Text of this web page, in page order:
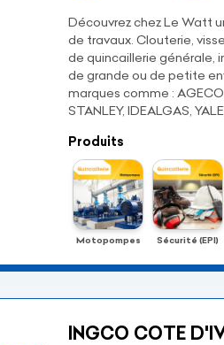
Découvrez chez Le Watt
de travaux. Clouterie,
de quincaillerie générale,
de grande ou de petite
marques comme :
STANLEY, IDEALGAS,
Produits
Motopompes Sécurité (EPI)
INGCO COTE